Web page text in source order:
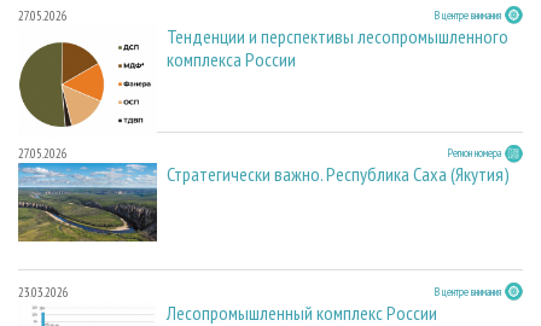
27.05.2026 В центре внимания
Тенденции и перспективы лесопромышленного
комплекса России
27.05.2026 Регион номера
Стратегически важно. Республика Саха (Якутия)
23.03.2026 В центре внимания
Лесопромышленный комплекс России